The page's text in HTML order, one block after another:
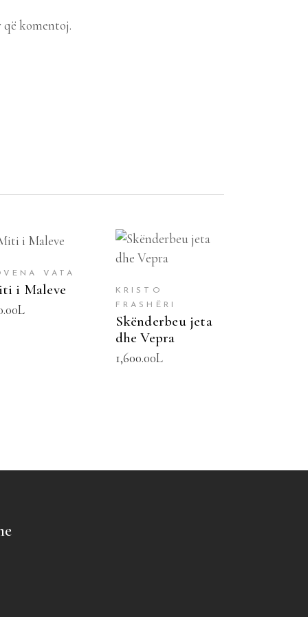
komentoj.
SHPORTË
VATA
i Maleve
L
SHTOJE NË
SHPORTË
KRISTO
FRASHËRI
Skënderbeu jeta
dhe Vepra
1,600.00L